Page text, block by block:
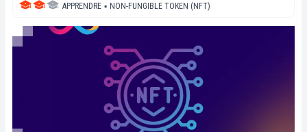
APPRENDRE ▪ NON-FUNGIBLE TOKEN (NFT)